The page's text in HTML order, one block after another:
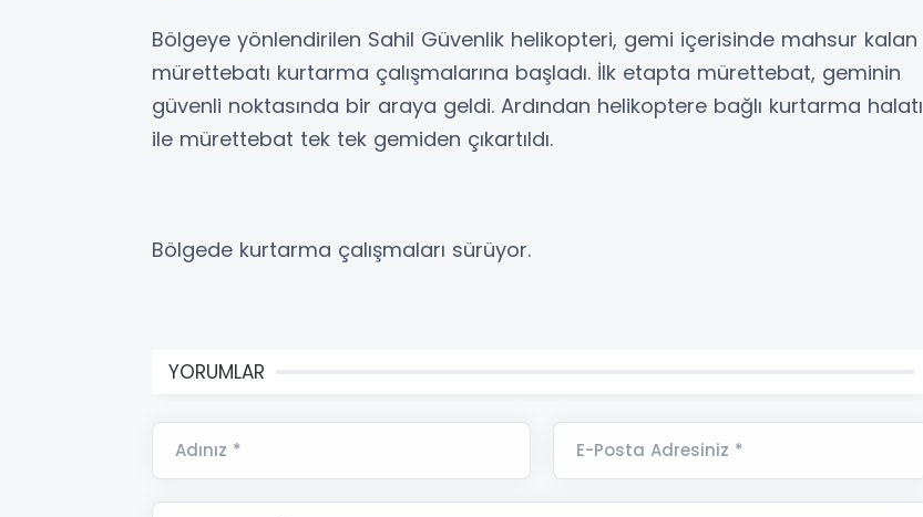
Bölgeye yönlendirilen Sahil Güvenlik helikopteri, gemi içerisinde mahsur kalan
mürettebatı kurtarma çalışmalarına başladı. İlk etapta mürettebat, geminin
güvenli noktasında bir araya geldi. Ardından helikoptere bağlı kurtarma halatı
ile mürettebat tek tek gemiden çıkartıldı.
Bölgede kurtarma çalışmaları sürüyor.
YORUMLAR
Adınız * E-Posta Adresiniz *